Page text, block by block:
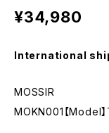
¥34,980
International
MOSSIR
MOKN001【Model